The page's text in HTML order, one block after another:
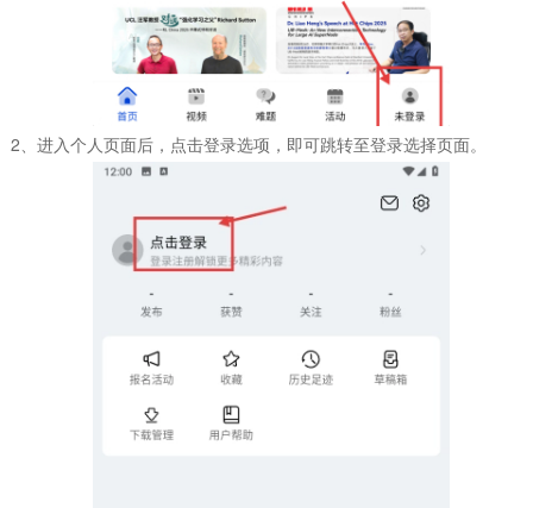
2、进入个人页面后，点击登录选项，即可跳转至登录选择页面。